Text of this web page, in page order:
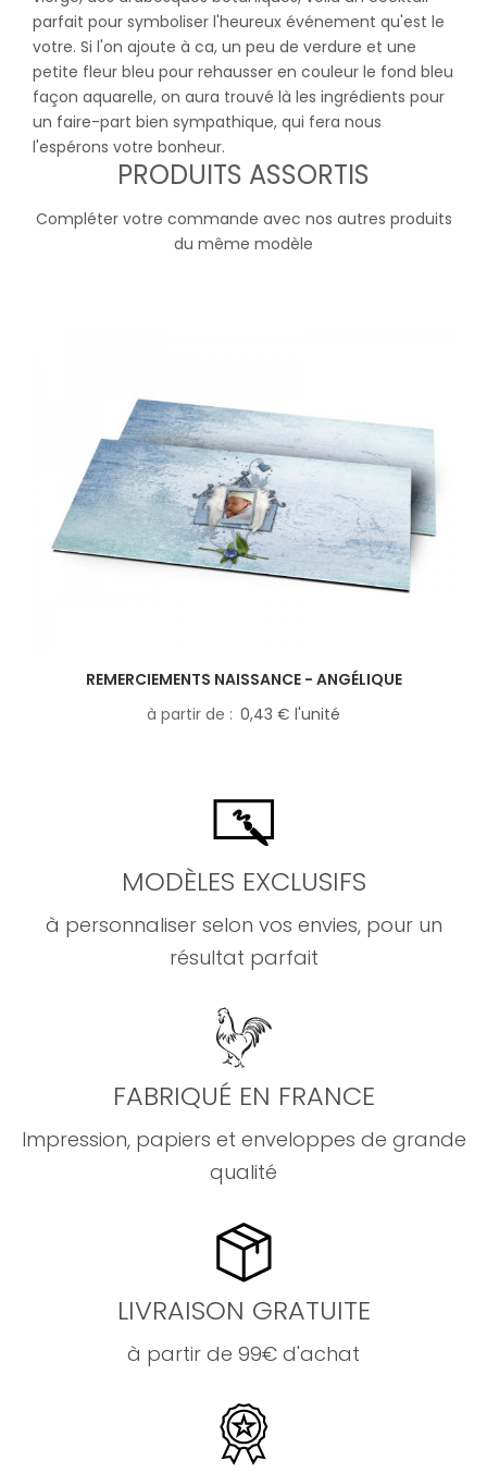
parfait pour symboliser l'heureux événement qu'est le
votre. Si l'on ajoute à ca, un peu de verdure et une
petite fleur bleu pour rehausser en couleur le fond bleu
façon aquarelle, on aura trouvé là les ingrédients pour
un faire-part bien sympathique, qui fera nous
l'espérons votre bonheur.
PRODUITS ASSORTIS
Compléter votre commande avec nos autres produits
du même modèle
REMERCIEMENTS NAISSANCE - ANGÉLIQUE
à partir de
0,43 € l'unité
MODÈLES EXCLUSIFS
à personnaliser selon vos envies, pour un
résultat parfait
FABRIQUÉ EN FRANCE
Impression, papiers et enveloppes de grande
qualité
LIVRAISON GRATUITE
à partir de 99€ d'achat